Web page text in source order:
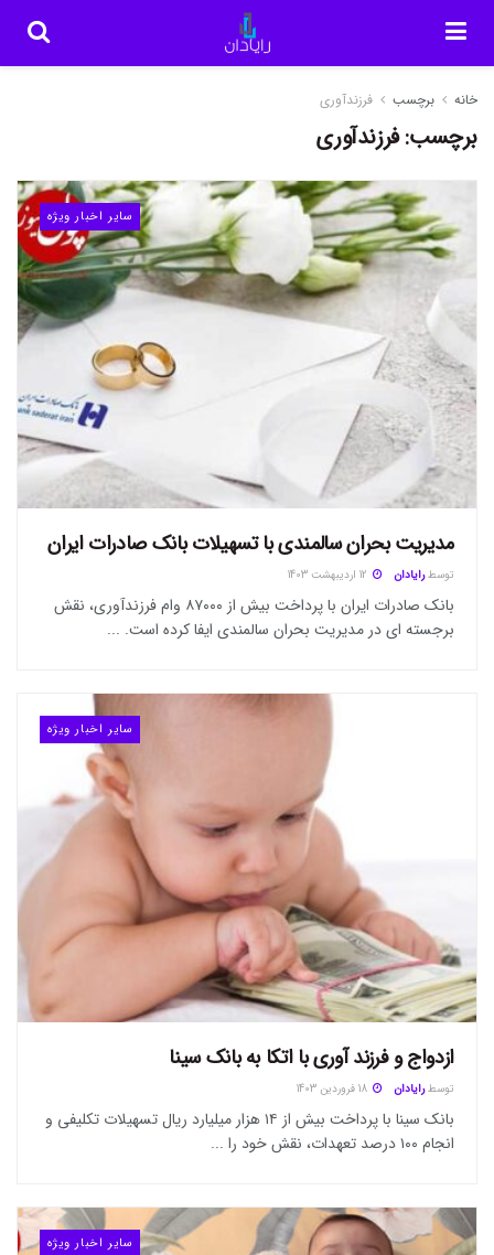
خانه برچسب فرزندآوری
برچسب:فرزندآوری
سایر اخبار ویژه
مدیریت بحران سالمندی با تسهیلات بانک صادرات ایران
توسط رایادان
بانک صادرات ایران با پرداخت بیش از ۸۷۰۰۰ وام فرزندآوری، نقش
برجسته ای در مدیریت بحران سالمندی ایفا کرده است. ...
سایر اخبار ویژه
ازدواج و فرزند آوری با اتکا به بانک سینا
توسط رایادان
بانک سینا با پرداخت بیش از ۱۴ هزار میلیارد ریال تسهیلات تکلیفی و
انجام ۱۰۰ درصد تعهدات، نقش خود را ...
سایر اخبار ویژه